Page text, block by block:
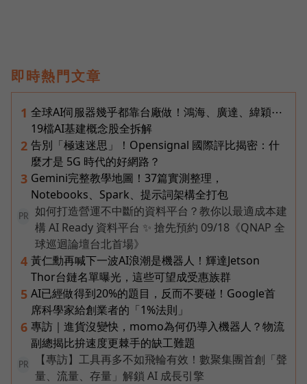
即時熱門文章
1 全球AI伺服器幾乎都靠台廠做！鴻海、廣達、緯穎⋯
19檔AI基建概念股全拆解
2 告別「極速迷思」！Opensignal 國際評比揭密：什
麼才是 5G 時代的好網路？
3 Gemini完整教學地圖！37篇實測整理，
Notebooks、Spark、提示詞架構全打包
PR
如何打造營運不中斷的資料平台？教你以最適成本建
構 AI Ready 資料平台 ✨ 搶先預約 09/18《QNAP 全
球巡迴論壇台北首場》
4 黃仁勳再喊下一波AI浪潮是機器人！輝達Jetson
Thor台鏈名單曝光，這些可望成受惠族群
5 AI已經做得到20%的題目，反而不要碰！Google首
席科學家給創業者的「1%法則」
6 專訪｜進貨沒變快，momo為何仍導入機器人？物流
副總揭比拚速度更棘手的缺工難題
PR
【專訪】工具再多不如飛輪有效！數聚集團首創「聲
量、流量、存量」解鎖 AI 成長引擎